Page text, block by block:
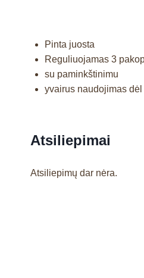
Pinta juosta
Reguliuojamas 3
su paminkštinimu
yvairus naudojimas
Atsiliepimai
Atsiliepimų dar nėra.